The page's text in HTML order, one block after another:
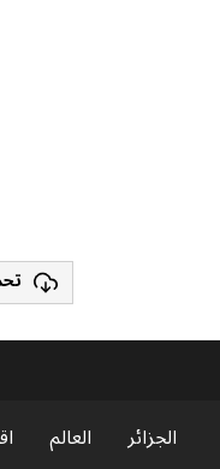
الجزائر العالم